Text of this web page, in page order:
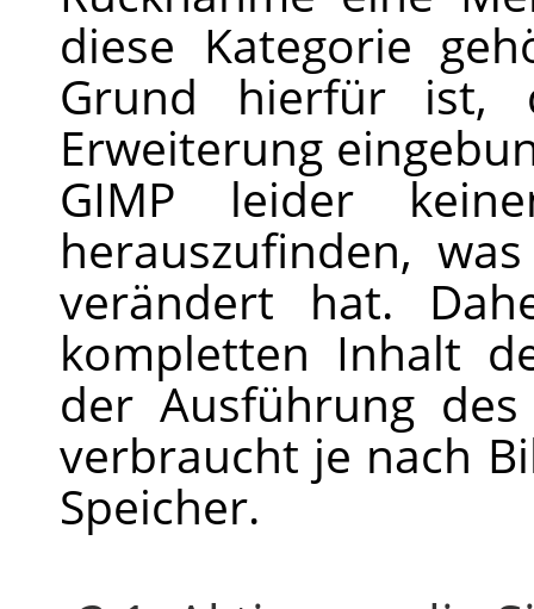
diese Kategorie
Grund hierfür
Erweiterung
GIMP leider
herauszufinden,
verändert hat.
kompletten Inhalt
der Ausführung
verbraucht je nach
Speicher.